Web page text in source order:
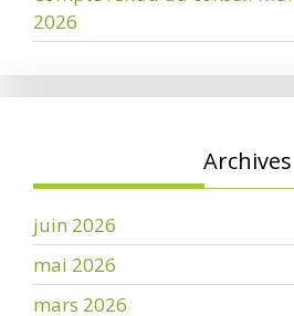
2026
Archives
juin 2026
mai 2026
mars 2026